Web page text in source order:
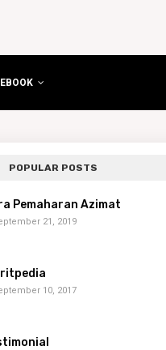
POPULAR POSTS
Pemaharan Azimat
21, 2019
10, 2017